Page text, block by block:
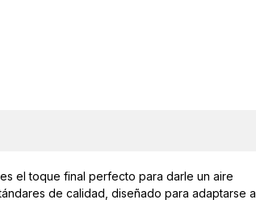
es el toque final perfecto para darle un aire
de calidad, diseñado para adaptarse a